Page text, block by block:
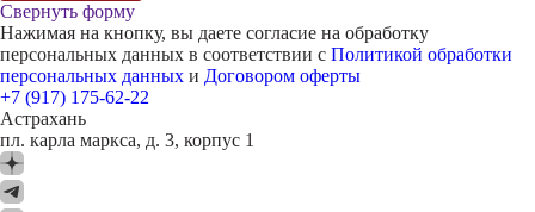
Свернуть форму
Нажимая на кнопку, вы даете согласие на обработку
персональных данных в соответствии с Политикой обработки
персональных данных и Договором оферты
+7 (917) 175-62-22
Астрахань
пл. карла маркса, д. 3, корпус 1